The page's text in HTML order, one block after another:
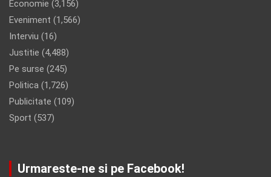
Economie (3,156)
Eveniment (1,566)
Interviu (16)
Justitie (4,488)
Pe surse (245)
Politica (1,726)
Publicitate (109)
Sport (537)
Urmareste-ne si pe Facebook!